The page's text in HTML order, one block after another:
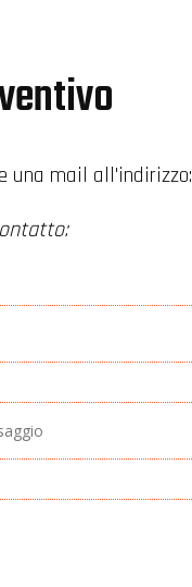
una mail all'indirizzo: